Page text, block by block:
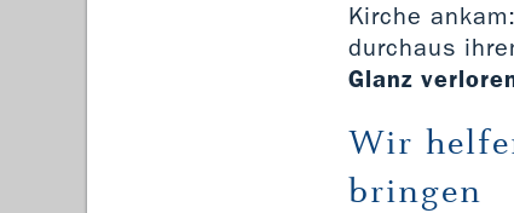
Kirche
durchaus
Glanz
Wir
bringen